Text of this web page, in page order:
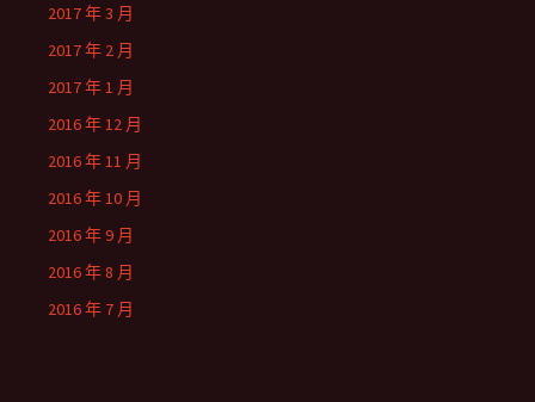
2017 年 3 月
2017 年 2 月
2017 年 1 月
2016 年 12 月
2016 年 11 月
2016 年 10 月
2016 年 9 月
2016 年 8 月
2016 年 7 月